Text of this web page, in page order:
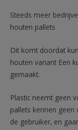
Steeds meer
houten pallets
Dit komt doordat
houten variant Een
gemaakt.
Plastic neemt geen
pallets kennen
de gebruiker, en